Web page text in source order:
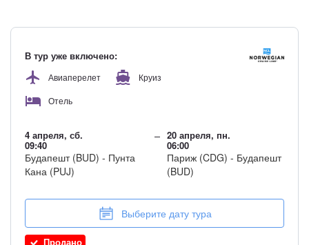
В тур уже включено:
Авиаперелет
Круиз
Отель
4 апреля, сб.
09:40
Будапешт (BUD) - Пунта
Кана (PUJ)
20 апреля, пн.
06:00
Париж (CDG) - Будапешт
(BUD)
Выберите дату тура
Продано